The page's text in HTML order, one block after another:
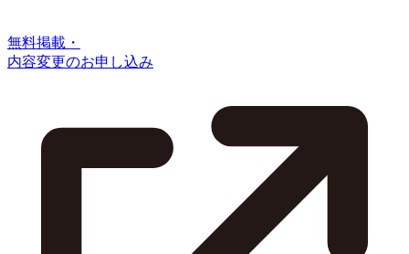
無料掲載・
内容変更のお申し込み